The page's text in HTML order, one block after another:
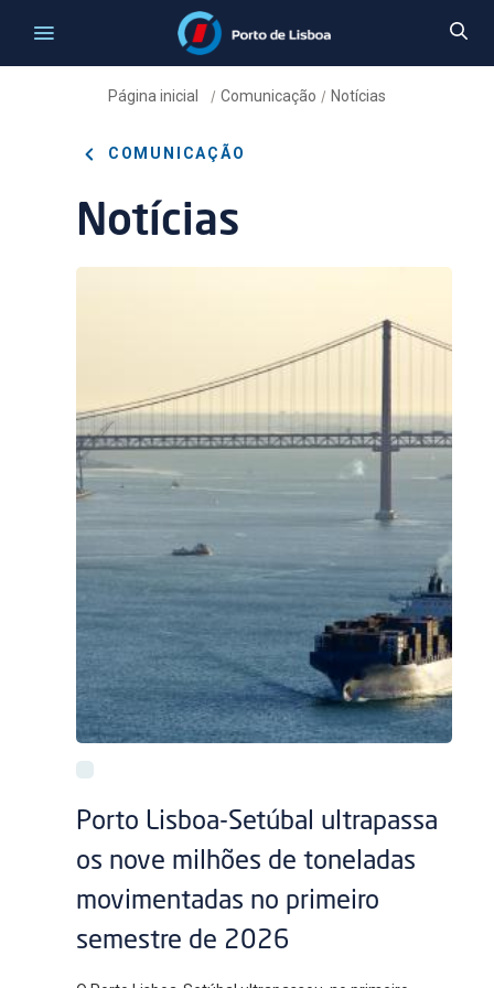
Página inicial / Comunicação / Notícias
COMUNICAÇÃO
Notícias
Porto Lisboa-Setúbal ultrapassa
os nove milhões de toneladas
movimentadas no primeiro
semestre de 2026